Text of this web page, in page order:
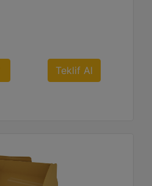
Teklif Al